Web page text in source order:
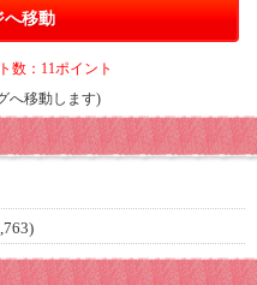
へ移動
数：11ポイント
へ移動します)